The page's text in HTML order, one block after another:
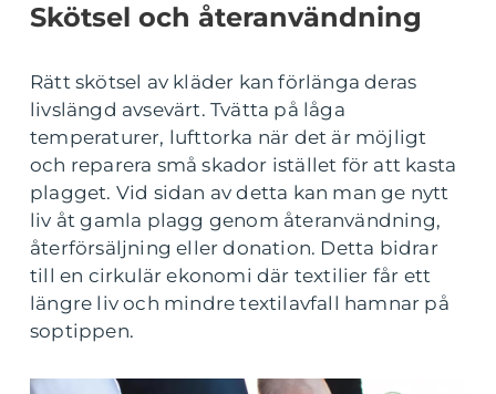
Skötsel och återanvändning
Rätt skötsel av kläder kan förlänga deras
livslängd avsevärt. Tvätta på låga
temperaturer, lufttorka när det är möjligt
och reparera små skador istället för att kasta
plagget. Vid sidan av detta kan man ge nytt
liv åt gamla plagg genom återanvändning,
återförsäljning eller donation. Detta bidrar
till en cirkulär ekonomi där textilier får ett
längre liv och mindre textilavfall hamnar på
soptippen.